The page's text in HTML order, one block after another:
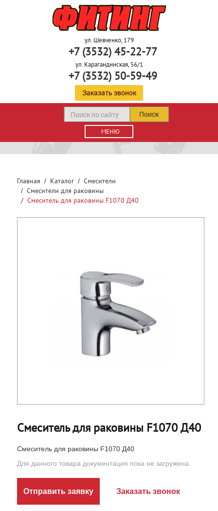
ул. Шевченко, 179
+7 (3532) 45-22-77
ул. Карагандинская, 56/1
+7 (3532) 50-59-49
Заказать звонок
МЕНЮ
Поиск
Главная Каталог
Смесители
Смесители для раковины
Смеситель для раковины F1070 Д40
Смеситель для раковины F1070 Д40
Смеситель для раковины F1070 Д40
Для данного товара документация пока не загружена.
Отправить заявку Заказать звонок